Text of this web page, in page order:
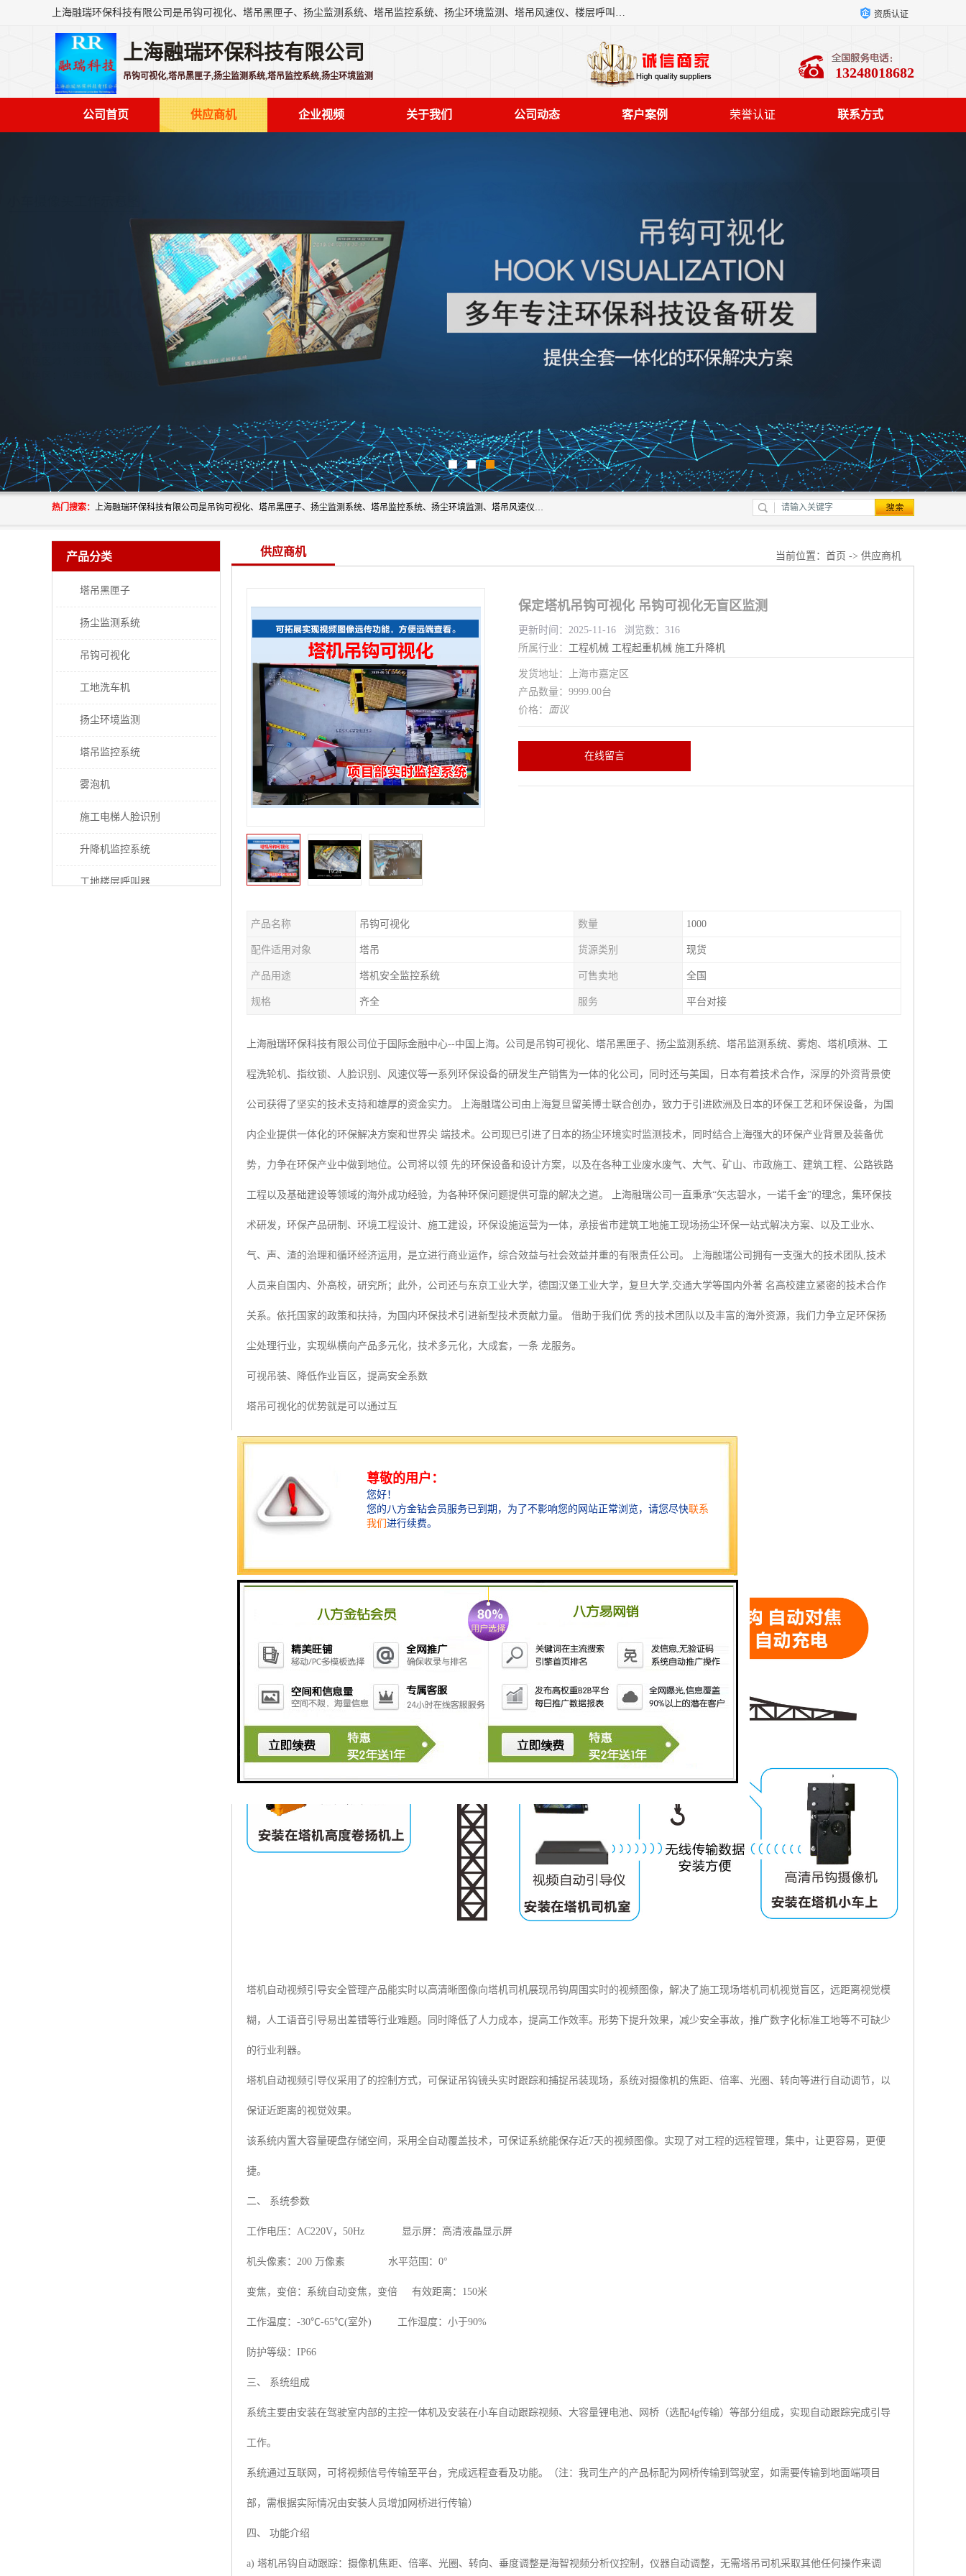
上海融瑞环保科技有限公司是吊钩可视化、塔吊黑匣子、扬尘监测系统、塔吊监控系统、扬尘环境监测、塔吊风速仪、楼层呼叫器、主令控制器、人脸识别、风速仪等一系列环保设备的研发生产销售为一体的专业化公司。 资质认证
上海融瑞环保科技有限公司
吊钩可视化,塔吊黑匣子,扬尘监测系统,塔吊监控系统,扬尘环境监测 13248018682
公司首页 供应商机 企业视频 关于我们 公司动态 客户案例 荣誉认证 联系方式
热门搜索： 上海融瑞环保科技有限公司是吊钩可视化、塔吊黑匣子、扬尘监测系统、塔吊监控系统、扬尘环境监测、塔吊风速仪、楼层呼叫器、主令控制器、人脸识别、风速仪等一系列环保设备的研发生产销售为一体的专业化公司。
产品分类
塔吊黑匣子
扬尘监测系统
吊钩可视化
工地洗车机
扬尘环境监测
塔吊监控系统
雾泡机
施工电梯人脸识别
升降机监控系统
工地楼层呼叫器
供应商机 当前位置： 首页 -> 供应商机
保定塔机吊钩可视化 吊钩可视化无盲区监测
更新时间：2025-11-16 浏览数：316
所属行业： 工程机械 工程起重机械 施工升降机
发货地址：上海市嘉定区
产品数量：9999.00台
价格： 面议
在线留言
产品名称 吊钩可视化 数量 1000
配件适用对象 塔吊 货源类别 现货
产品用途 塔机安全监控系统 可售卖地 全国
规格 齐全 服务 平台对接
上海融瑞环保科技有限公司位于国际金融中心--中国上海。公司是吊钩可视化、塔吊黑匣子、扬尘监测系统、塔吊监测系统、雾炮、塔机喷淋、工
程洗轮机、指纹锁、人脸识别、风速仪等一系列环保设备的研发生产销售为一体的化公司，同时还与美国，日本有着技术合作，深厚的外资背景使
公司获得了坚实的技术支持和雄厚的资金实力。 上海融瑞公司由上海复旦留美博士联合创办，致力于引进欧洲及日本的环保工艺和环保设备，为国
内企业提供一体化的环保解决方案和世界尖 端技术。公司现已引进了日本的扬尘环境实时监测技术，同时结合上海强大的环保产业背景及装备优
势，力争在环保产业中做到地位。公司将以领 先的环保设备和设计方案，以及在各种工业废水废气、大气、矿山、市政施工、建筑工程、公路铁路
工程以及基础建设等领域的海外成功经验，为各种环保问题提供可靠的解决之道。 上海融瑞公司一直秉承“矢志碧水，一诺千金”的理念，集环保技
术研发，环保产品研制、环境工程设计、施工建设，环保设施运营为一体，承接省市建筑工地施工现场扬尘环保一站式解决方案、以及工业水、
气、声、渣的治理和循环经济运用，是立进行商业运作，综合效益与社会效益并重的有限责任公司。 上海融瑞公司拥有一支强大的技术团队,技术
人员来自国内、外高校，研究所；此外，公司还与东京工业大学，德国汉堡工业大学，复旦大学,交通大学等国内外著 名高校建立紧密的技术合作
关系。依托国家的政策和扶持，为国内环保技术引进新型技术贡献力量。 借助于我们优 秀的技术团队以及丰富的海外资源，我们力争立足环保扬
尘处理行业，实现纵横向产品多元化，技术多元化，大成套，一条 龙服务。
可视吊装、降低作业盲区，提高安全系数
塔吊可视化的优势就是可以通过互
联网工具进行链接，不管是手机还是电脑，
眼底，所有的信息全部在内，不用在担
心死角盲区了，过去没有这种系统时常常因
塔机自动视频引导安全管理产品能实时以高清晰图像向塔机司机展现吊钩周围实时的视频图像，解决了施工现场塔机司机视觉盲区，远距离视觉模
糊，人工语音引导易出差错等行业难题。同时降低了人力成本，提高工作效率。形势下提升效果，减少安全事故，推广数字化标准工地等不可缺少
的行业利器。
塔机自动视频引导仪采用了的控制方式，可保证吊钩镜头实时跟踪和捕捉吊装现场，系统对摄像机的焦距、倍率、光圈、转向等进行自动调节，以
保证近距离的视觉效果。
该系统内置大容量硬盘存储空间，采用全自动覆盖技术，可保证系统能保存近7天的视频图像。实现了对工程的远程管理，集中，让更容易，更便
捷。
二、 系统参数
工作电压：AC220V，50Hz 显示屏：高清液晶显示屏
机头像素：200 万像素 水平范围：0°
变焦，变倍：系统自动变焦，变倍 有效距离：150米
工作温度：-30℃-65℃(室外) 工作湿度：小于90%
防护等级：IP66
三、 系统组成
系统主要由安装在驾驶室内部的主控一体机及安装在小车自动跟踪视频、大容量锂电池、网桥（选配4g传输）等部分组成，实现自动跟踪完成引导
工作。
系统通过互联网，可将视频信号传输至平台，完成远程查看及功能。（注：我司生产的产品标配为网桥传输到驾驶室，如需要传输到地面端项目
部，需根据实际情况由安装人员增加网桥进行传输）
四、 功能介绍
a) 塔机吊钩自动跟踪：摄像机焦距、倍率、光圈、转向、垂度调整是海智视频分析仪控制，仪器自动调整，无需塔吊司机采取其他任何操作来调